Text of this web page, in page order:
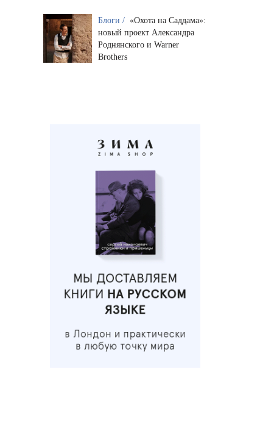
Блоги / «Охота на Саддама»:
новый проект Александра
Роднянского и Warner
Brothers